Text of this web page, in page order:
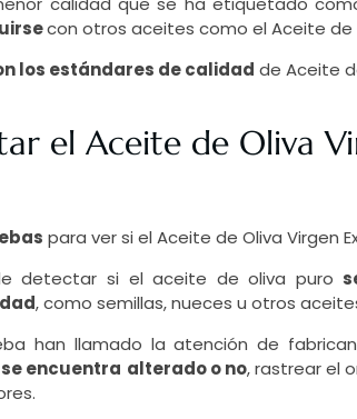
con otros aceites como el Aceite de
los estándares de calidad de Aceite
el Aceite de Oliva
para ver si el Aceite de Oliva Virgen
detectar si el aceite de oliva puro
, como semillas, nueces u otros
han llamado la atención de
encuentra alterado o no, rastrear el